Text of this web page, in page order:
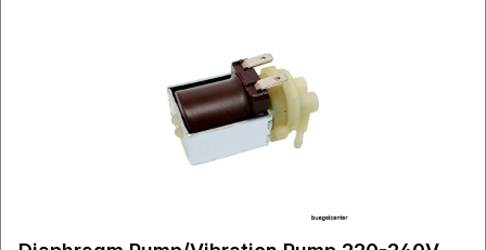
6. POM anti-adhesive bushing (PTFE with FKM
seals) 7. springs made of stainless steel 8
. lip seal (NBR or FKM) 3 9. sealing O-rings
(NBR or FKM) 10. small head sealing (silicone or
FKM) 11. thermal class of coil: Class H